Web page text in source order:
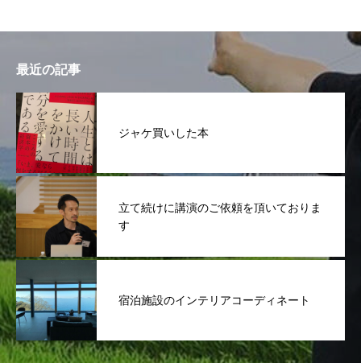
最近の記事
ジャケ買いした本
立て続けに講演のご依頼を頂いておりま
す
宿泊施設のインテリアコーディネート